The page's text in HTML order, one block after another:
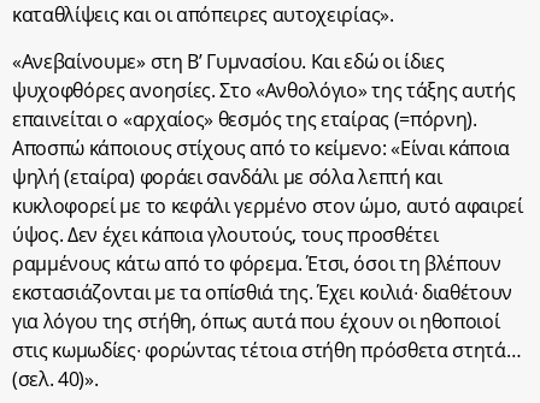
καταθλίψεις και οι απόπειρες αυτοχειρίας».
«Ανεβαίνουμε» στη Β’ Γυμνασίου. Και εδώ οι ίδιες
ψυχοφθόρες ανοησίες. Στο «Ανθολόγιο» της τάξης αυτής
επαινείται ο «αρχαίος» θεσμός της εταίρας (=πόρνη).
Αποσπώ κάποιους στίχους από το κείμενο: «Είναι κάποια
ψηλή (εταίρα) φοράει σανδάλι με σόλα λεπτή και
κυκλοφορεί με το κεφάλι γερμένο στον ώμο, αυτό αφαιρεί
ύψος. Δεν έχει κάποια γλουτούς, τους προσθέτει
ραμμένους κάτω από το φόρεμα. Έτσι, όσοι τη βλέπουν
εκστασιάζονται με τα οπίσθιά της. Έχει κοιλιά∙ διαθέτουν
για λόγου της στήθη, όπως αυτά που έχουν οι ηθοποιοί
στις κωμωδίες∙ φορώντας τέτοια στήθη πρόσθετα στητά…
(σελ. 40)».